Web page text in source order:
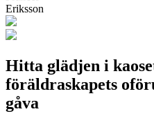
Eriksson
Hitta glädjen i
föräldraskapets
gåva